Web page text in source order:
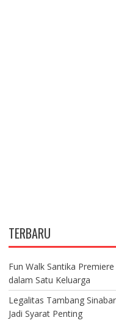
TERBARU
Fun Walk Santika
dalam Satu Keluarga
Legalitas Tambang
Jadi Syarat Penting